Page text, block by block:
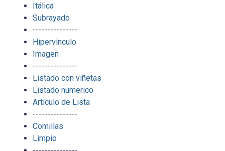
Itálica
Subrayado
---------------
Hipervínculo
Imagen
---------------
Listado con viñetas
Listado numerico
Artículo de Lista
---------------
Comillas
Limpio